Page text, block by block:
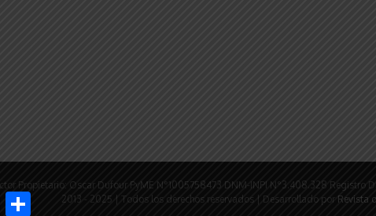
Propietario: Oscar Dufour PyME N°1005758473 DNM-INPI N°3.408.328
2013 - 2025 | Todos los derechos reservados | Desarrollado por Revista
PrintFriendlyCompartir